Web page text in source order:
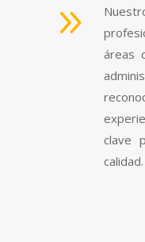
9
áreas
clave
calidad.